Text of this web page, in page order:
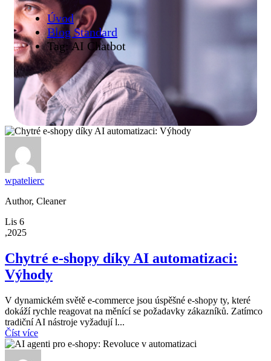
Úvod
Blog Standard
Tag: AI Chatbot
wpatelierc
Author, Cleaner
Lis 6
,2025
Chytré e-shopy díky AI automatizaci:
Výhody
V dynamickém světě e-commerce jsou úspěšné e-shopy ty, které
dokáží rychle reagovat na měnící se požadavky zákazníků. Zatímco
tradiční AI nástroje vyžadují l...
Číst více